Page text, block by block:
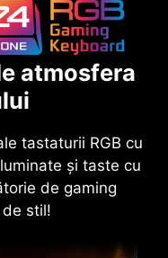
atmosfera
tastaturii RGB cu
și taste cu
de gaming
stil!